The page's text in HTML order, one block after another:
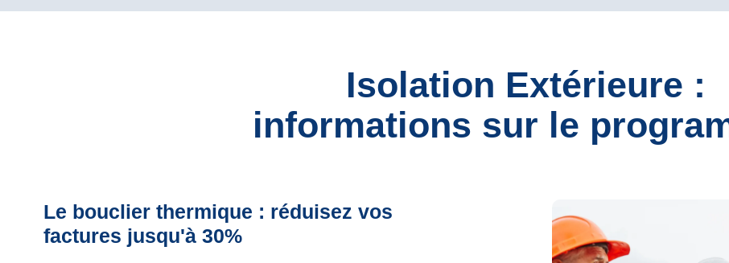
Isolation Extérieure :
informations sur le
Le bouclier thermique : réduisez vos
factures jusqu'à 30%